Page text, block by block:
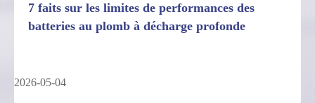
7 faits sur les limites de performances des
batteries au plomb à décharge profonde
2026-05-04